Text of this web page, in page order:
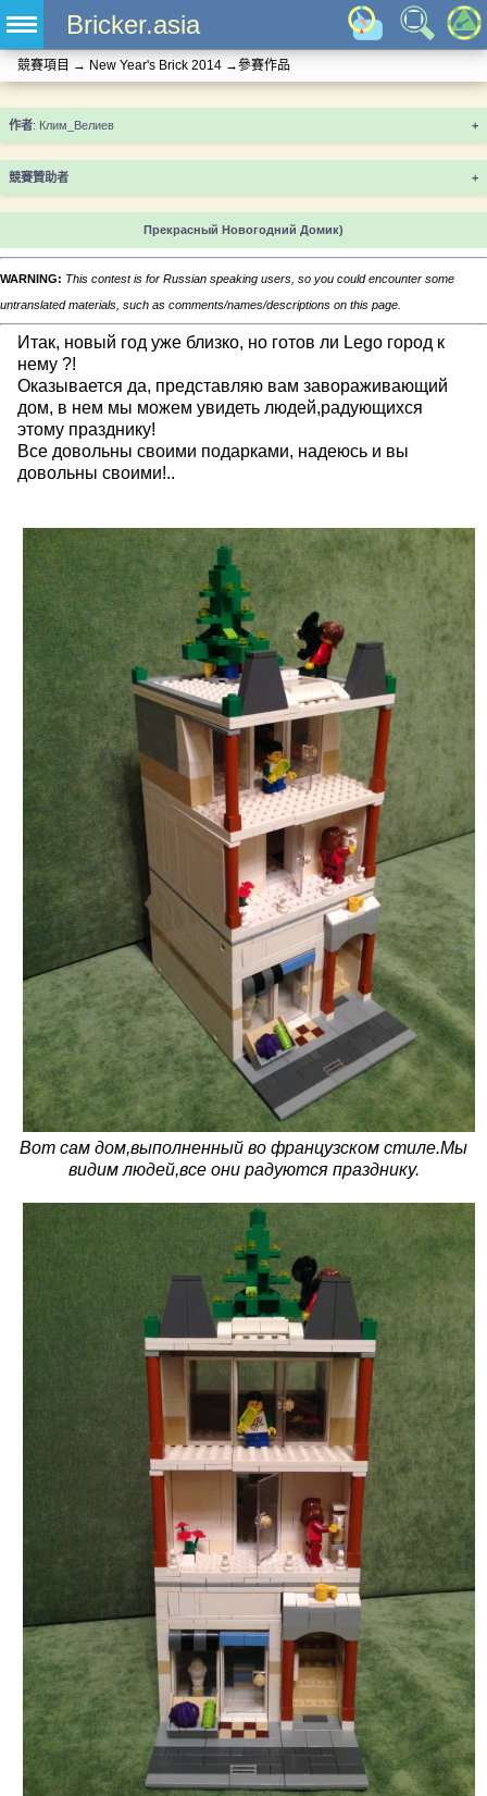
Bricker.asia
競賽項目 → New Year's Brick 2014 →參賽作品
+
競賽贊助者 +
Прекрасный Новогодний Домик)
WARNING: This contest is for Russian speaking users, so you could encounter some
untranslated materials, such as comments/names/descriptions on this page.
Итак, новый год уже близко, но готов ли Lego город к
нему ?!
Оказывается да, представляю вам завораживающий
дом, в нем мы можем увидеть людей,радующихся
этому празднику!
Все довольны своими подарками, надеюсь и вы
довольны своими!..
Вот сам дом,выполненный во французском стиле.Мы
видим людей,все они радуются празднику.